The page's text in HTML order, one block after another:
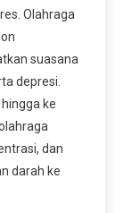
Olahraga
suasana
depresi.
ke
dan
darah ke